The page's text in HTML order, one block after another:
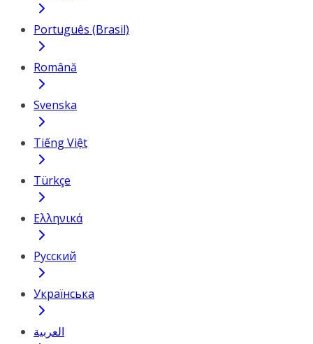
Português (Brasil)
Română
Svenska
Tiếng Việt
Türkçe
Ελληνικά
Русский
Українська
العربية